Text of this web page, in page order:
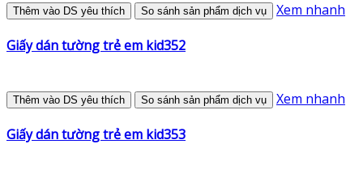
Thêm vào DS yêu thích So sánh sản phẩm dịch vụ Xem nhanh
Giấy dán tường trẻ em kid352
Thêm vào DS yêu thích So sánh sản phẩm dịch vụ Xem nhanh
Giấy dán tường trẻ em kid353